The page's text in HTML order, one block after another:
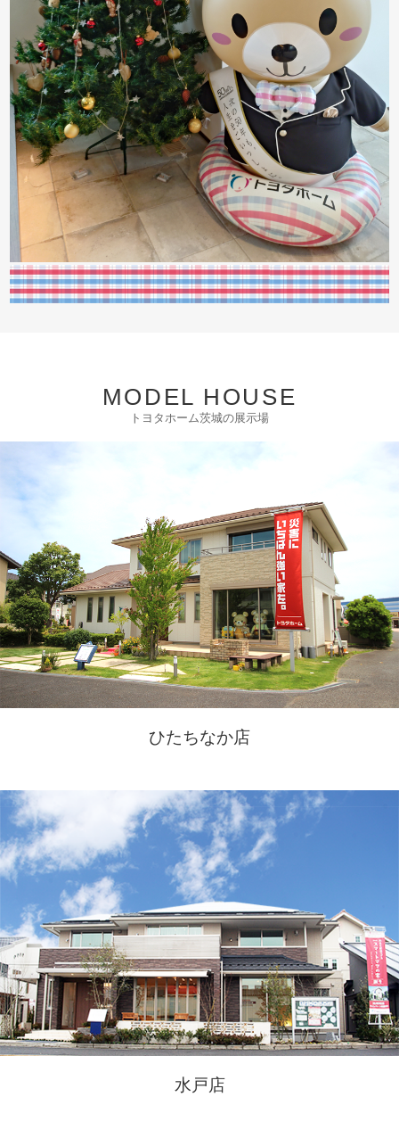
MODEL HOUSE
トヨタホーム茨城の展示場
ひたちなか店
水戸店